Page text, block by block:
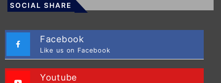
SOCIAL SHARE
Facebook
Like us on Facebook
Youtube